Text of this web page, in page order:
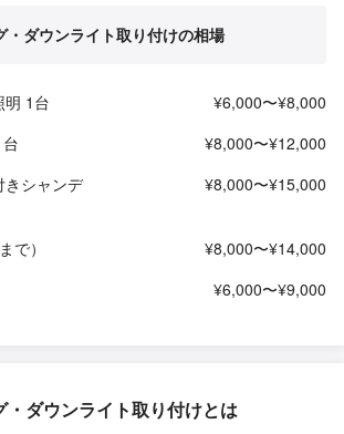
・ダウンライト取り付けの相場
明 1台
¥6,000〜¥8,000
¥8,000〜¥12,000
きシャンデ
¥8,000〜¥15,000
で）
¥8,000〜¥14,000
¥6,000〜¥9,000
・ダウンライト取り付けとは